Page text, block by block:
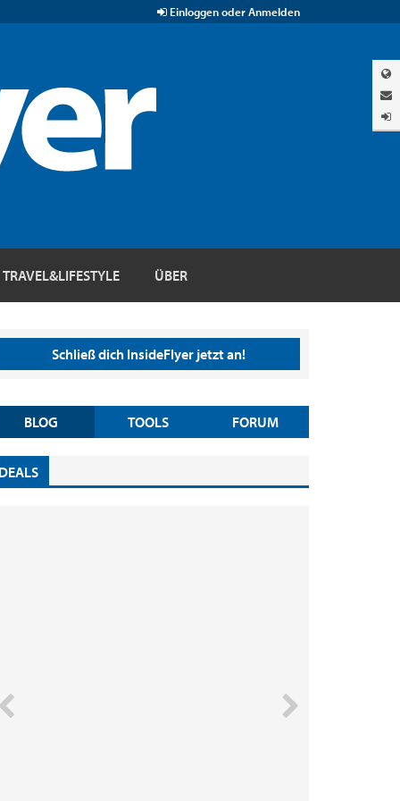
Einloggen oder Anmelden
TRAVEL&LIFESTYLE ÜBER
Schließ dich InsideFlyer jetzt an!
BLOG TOOLS FORUM
DEALS